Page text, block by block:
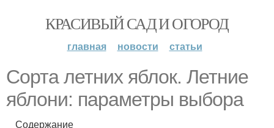
КРАСИВЫЙ САД И ОГОРОД
главная новости статьи
Сорта летних яблок. Летние
яблони: параметры выбора
Содержание